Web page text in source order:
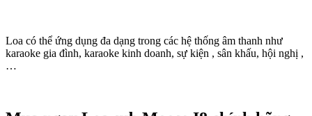
Loa có thể ứng dụng đa dạng trong các hệ thống âm thanh như
karaoke gia đình, karaoke kinh doanh, sự kiện , sân khấu, hội nghị ,
…